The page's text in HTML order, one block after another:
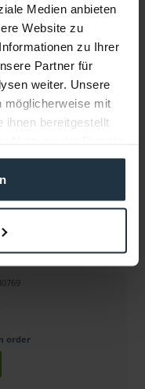
Medien anbieten
Website zu
zu Ihrer
Partner für
weiter. Unsere
möglicherweise mit
ihnen bereitgestellt
more
at
Willi Go
3,15 m
order